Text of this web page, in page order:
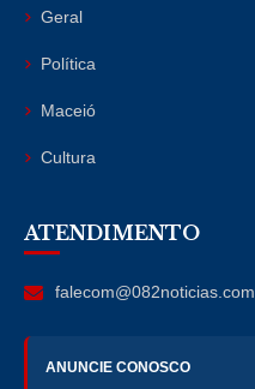
Geral
Política
Maceió
Cultura
ATENDIMENTO
falecom@082noticias.com
ANUNCIE CONOSCO